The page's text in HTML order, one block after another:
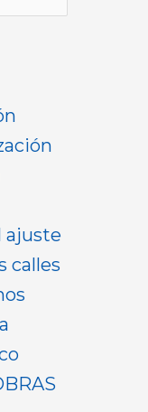
ajuste
calles